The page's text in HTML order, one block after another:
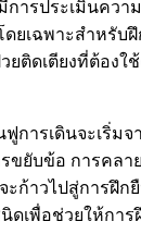
การประเมินควา
ยเฉพาะสำหรับ
ยติดเตียงที่ต้อง
ารเดินจะเริ่มจ
ขยับข้อ การคลา
ก้าวไปสู่การฝึก
ดเพื่อช่วยให้กา